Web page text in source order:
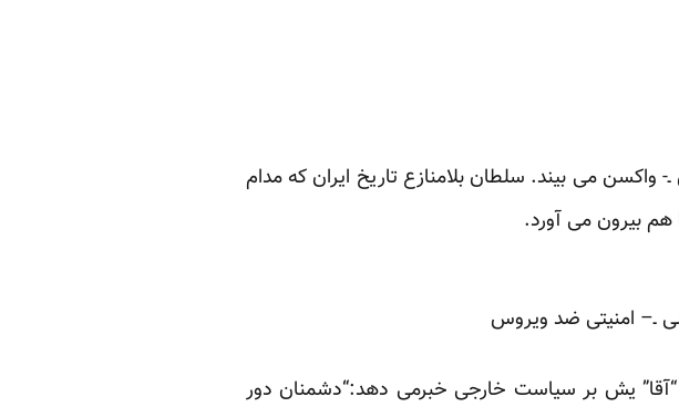
واکسن می بیند. سلطان بلامنازع تاریخ ایران که مدام
بیرون می آورد.
ـ– امنیتی ضد ویروس
یش بر سیاست خارجی خبرمی دهد:“دشمنان دور